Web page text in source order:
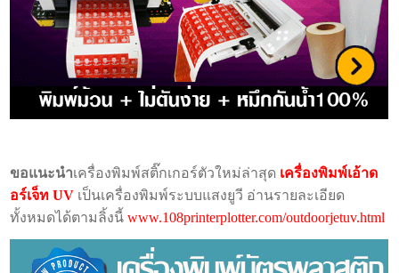
ขอแนะนำเครื่องพิมพ์สติ๊กเกอร์ตัวใหม่ล่าสุด เครื่องพิมพ์เอ้าด
อร์เจ็ท UV เป็นเครื่องพิมพ์ระบบแสงยูวี อ่านรายละเอียด
ทั้งหมดได้ตามลิ้งนี้www.108printerplotter.com/outdoorjetuv.html